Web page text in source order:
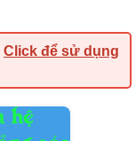
Click để sử dụng